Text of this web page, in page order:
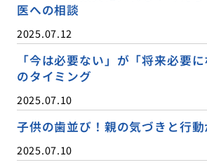
医への相談
2025.07.12
「今は必要ない」が「将来必要
のタイミング
2025.07.10
子供の歯並び！親の気づきと行
2025.07.10